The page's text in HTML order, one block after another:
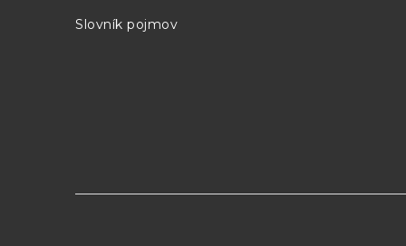
Slovník pojmov